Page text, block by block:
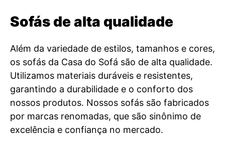
Sofás de alta qualidade
Além da variedade de estilos, tamanhos e cores,
os sofás da Casa do Sofá são de alta qualidade.
Utilizamos materiais duráveis e resistentes,
garantindo a durabilidade e o conforto dos
nossos produtos. Nossos sofás são fabricados
por marcas renomadas, que são sinônimo de
excelência e confiança no mercado.